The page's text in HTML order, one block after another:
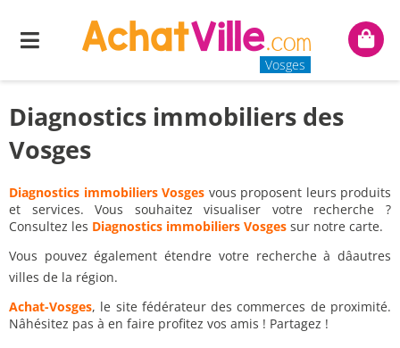
Menu
Vosges
Mon
Diagnostics immobiliers des
Vosges
Diagnostics immobiliers Vosges vous proposent leurs produits
et services. Vous souhaitez visualiser votre recherche ?
Consultez les Diagnostics immobiliers Vosges sur notre carte.
Vous pouvez également étendre votre recherche à dâautres
villes de la région.
Achat-Vosges, le site fédérateur des commerces de proximité.
Nâhésitez pas à en faire profitez vos amis ! Partagez !